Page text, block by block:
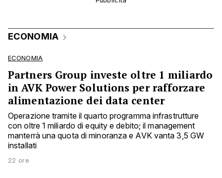
ECONOMIA
ECONOMIA
Partners Group investe oltre 1 miliardo
in AVK Power Solutions per rafforzare
alimentazione dei data center
Operazione tramite il quarto programma infrastrutture
con oltre 1 miliardo di equity e debito; il management
manterrà una quota di minoranza e AVK vanta 3,5 GW
installati
22 ore